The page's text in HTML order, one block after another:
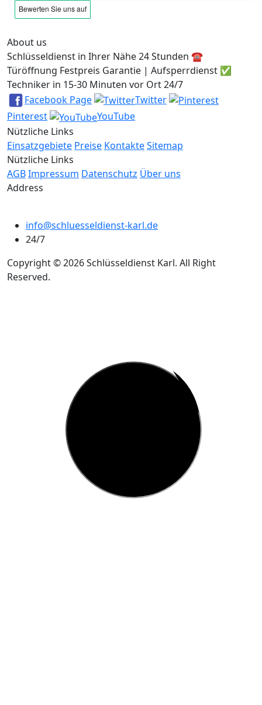
About us
Schlüsseldienst in Ihrer Nähe 24 Stunden ☎️
Türöffnung Festpreis Garantie | Aufsperrdienst ✅
Techniker in 15-30 Minuten vor Ort 24/7
Facebook Page
Twitter
Pinterest
YouTube
Nützliche Links
Einsatzgebiete Preise KontakteSitemap
Nützliche Links
AGBImpressum Datenschutz Über uns
Address
info@schluesseldienst-karl.de
24/7
Copyright © 2026 Schlüsseldienst Karl. All Right
Reserved.